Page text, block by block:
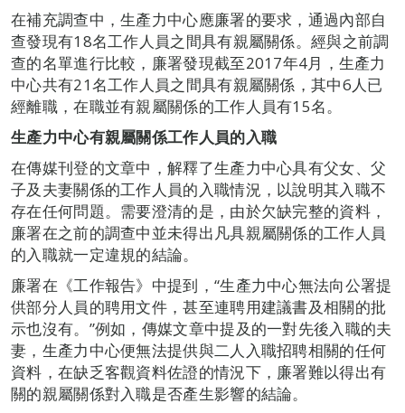
在補充調查中，生產力中心應廉署的要求，通過內部自
查發現有18名工作人員之間具有親屬關係。經與之前調
查的名單進行比較，廉署發現截至2017年4月，生產力
中心共有21名工作人員之間具有親屬關係，其中6人已
經離職，在職並有親屬關係的工作人員有15名。
生產力中心有親屬關係工作人員的入職
在傳媒刊登的文章中，解釋了生產力中心具有父女、父
子及夫妻關係的工作人員的入職情況，以說明其入職不
存在任何問題。需要澄清的是，由於欠缺完整的資料，
廉署在之前的調查中並未得出凡具親屬關係的工作人員
的入職就一定違規的結論。
廉署在《工作報告》中提到，“生產力中心無法向公署提
供部分人員的聘用文件，甚至連聘用建議書及相關的批
示也沒有。”例如，傳媒文章中提及的一對先後入職的夫
妻，生產力中心便無法提供與二人入職招聘相關的任何
資料，在缺乏客觀資料佐證的情況下，廉署難以得出有
關的親屬關係對入職是否產生影響的結論。